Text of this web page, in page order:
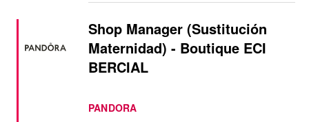
Shop Manager (Sustitución
Maternidad) - Boutique ECI
BERCIAL
PANDORA